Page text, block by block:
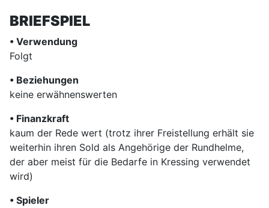
BRIEFSPIEL
• Verwendung
Folgt
• Beziehungen
keine erwähnenswerten
• Finanzkraft
kaum der Rede wert (trotz ihrer Freistellung erhält sie
weiterhin ihren Sold als Angehörige der Rundhelme,
der aber meist für die Bedarfe in Kressing verwendet
wird)
• Spieler